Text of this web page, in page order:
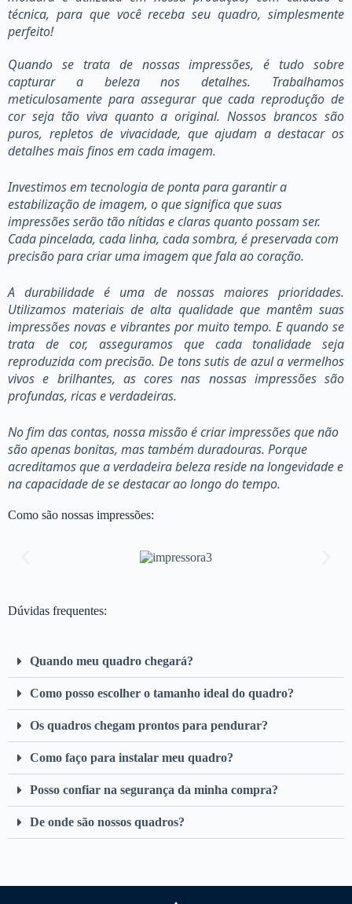
técnica, para que você receba seu quadro, simplesmente
perfeito!
Quando se trata de nossas impressões, é tudo sobre
capturar a beleza nos detalhes. Trabalhamos
meticulosamente para assegurar que cada reprodução de
cor seja tão viva quanto a original. Nossos brancos são
puros, repletos de vivacidade, que ajudam a destacar os
detalhes mais finos em cada imagem.
Investimos em tecnologia de ponta para garantir a
estabilização de imagem, o que significa que suas
impressões serão tão nítidas e claras quanto possam ser.
Cada pincelada, cada linha, cada sombra, é preservada com
precisão para criar uma imagem que fala ao coração.
A durabilidade é uma de nossas maiores prioridades.
Utilizamos materiais de alta qualidade que mantêm suas
impressões novas e vibrantes por muito tempo. E quando se
trata de cor, asseguramos que cada tonalidade seja
reproduzida com precisão. De tons sutis de azul a vermelhos
vivos e brilhantes, as cores nas nossas impressões são
profundas, ricas e verdadeiras.
No fim das contas, nossa missão é criar impressões que não
são apenas bonitas, mas também duradouras. Porque
acreditamos que a verdadeira beleza reside na longevidade e
na capacidade de se destacar ao longo do tempo.
Como são nossas impressões:
Dúvidas frequentes:
Quando meu quadro chegará?
Como posso escolher o tamanho ideal do quadro?
Os quadros chegam prontos para pendurar?
Como faço para instalar meu quadro?
Posso confiar na segurança da minha compra?
De onde são nossos quadros?